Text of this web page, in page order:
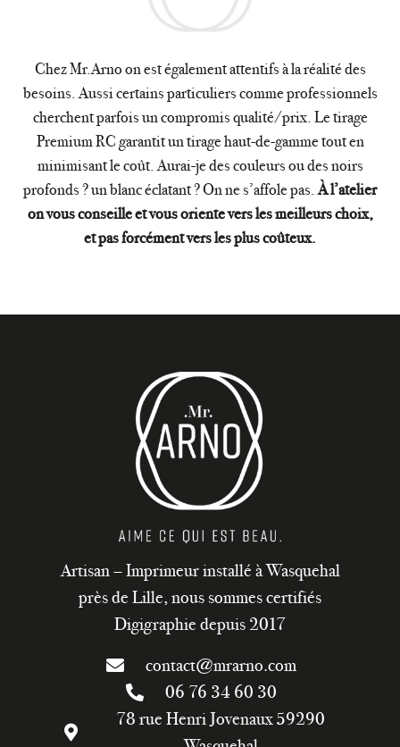
Chez Mr.Arno on est également attentifs à la réalité des
besoins. Aussi certains particuliers comme professionnels
cherchent parfois un compromis qualité/prix. Le tirage
Premium RC garantit un tirage haut-de-gamme tout en
minimisant le coût. Aurai-je des couleurs ou des noirs
profonds ? un blanc éclatant ? On ne s’affole pas.À l’atelier
on vous conseille et vous oriente vers les meilleurs choix,
et pas forcément vers les plus coûteux.
Artisan – Imprimeur installé à Wasquehal
près de Lille, nous sommes certifiés
Digigraphie depuis 2017
contact@mrarno.com
06 76 34 60 30
78 rue Henri Jovenaux 59290